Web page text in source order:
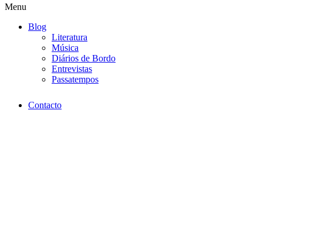
Menu
Blog
Literatura
Música
Diários de Bordo
Entrevistas
Passatempos
Contacto